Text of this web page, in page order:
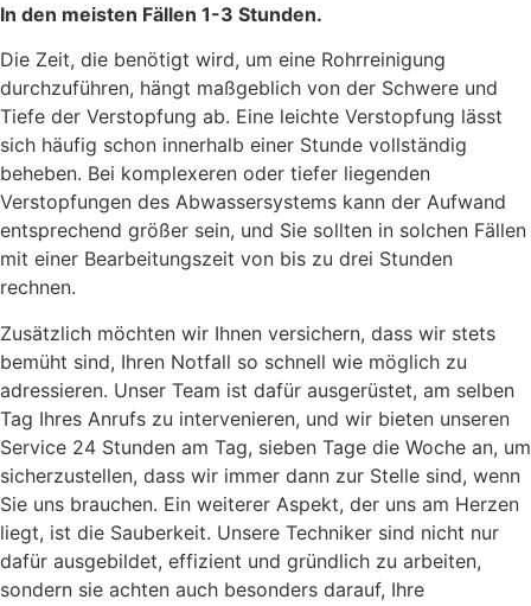
In den meisten Fällen 1-3 Stunden.
Die Zeit, die benötigt wird, um eine Rohrreinigung
durchzuführen, hängt maßgeblich von der Schwere und
Tiefe der Verstopfung ab. Eine leichte Verstopfung lässt
sich häufig schon innerhalb einer Stunde vollständig
beheben. Bei komplexeren oder tiefer liegenden
Verstopfungen des Abwassersystems kann der Aufwand
entsprechend größer sein, und Sie sollten in solchen Fällen
mit einer Bearbeitungszeit von bis zu drei Stunden
rechnen.
Zusätzlich möchten wir Ihnen versichern, dass wir stets
bemüht sind, Ihren Notfall so schnell wie möglich zu
adressieren. Unser Team ist dafür ausgerüstet, am selben
Tag Ihres Anrufs zu intervenieren, und wir bieten unseren
Service 24 Stunden am Tag, sieben Tage die Woche an, um
sicherzustellen, dass wir immer dann zur Stelle sind, wenn
Sie uns brauchen. Ein weiterer Aspekt, der uns am Herzen
liegt, ist die Sauberkeit. Unsere Techniker sind nicht nur
dafür ausgebildet, effizient und gründlich zu arbeiten,
sondern sie achten auch besonders darauf, Ihre